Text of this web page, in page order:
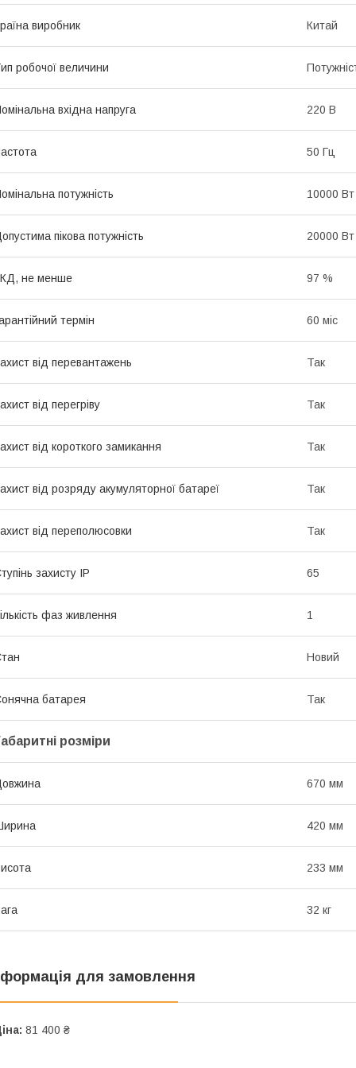
виробник Китай
робочої величини
вхідна напруга 220 В
50 Гц
потужність 10000 Вт
пікова потужність 20000 Вт
не менше 97 %
термін 60 міс
від перевантажень Так
від перегріву Так
від короткого замикання Так
від розряду акумуляторної батареї Так
від переполюсовки Так
захисту IP 65
фаз живлення 1
Новий
батарея Так
розміри
670 мм
420 мм
233 мм
32 кг
для замовлення
81 400 ₴